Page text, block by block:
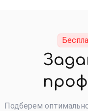
Подберем